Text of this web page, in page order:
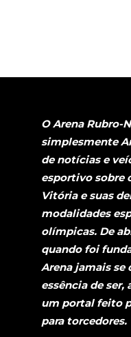
O Arena Rubro-
simplesmente
de notícias e
esportivo sobre
Vitória e suas
modalidades
olímpicas. De
quando foi
Arena jamais se
essência de ser,
um portal feito
para torcedores.